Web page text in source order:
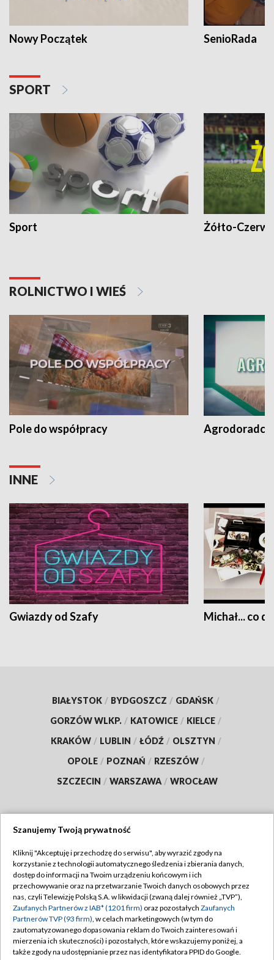
Nowy Początek SenioRada
SPORT
Sport Żółto-
ROLNICTWO I WIEŚ
Pole do współpracy Agrodoradcy
INNE
Gwiazdy od Szafy Michał... co
BIAŁYSTOK / BYDGOSZCZ / GDAŃSK /
GORZÓW WLKP. / KATOWICE / KIELCE /
KRAKÓW / LUBLIN / ŁÓDŹ / OLSZTYN /
OPOLE / POZNAŃ / RZESZÓW /
SZCZECIN / WARSZAWA / WROCŁAW
TVP
Abonament TVP
Emisja w TVP
Centrum informacji TVP
Naziemna Telewizja Cyfrowa
Regulamin TVP
Polityka prywatności
Moje zgody
Pomoc
Szanujemy Twoją prywatność
Kliknij "Akceptuję i przechodzę do serwisu", aby wyrazić zgody na
korzystanie z technologii automatycznego śledzenia i zbierania danych,
dostęp do informacji na Twoim urządzeniu końcowym i ich
przechowywanie oraz na przetwarzanie Twoich danych osobowych przez
nas, czyli Telewizję Polską S.A. w likwidacji (zwaną dalej również „TVP”),
Zaufanych Partnerów z IAB* (1201 firm) oraz pozostałych Zaufanych
Partnerów TVP (93 firm), w celach marketingowych (w tym do
zautomatyzowanego dopasowania reklam do Twoich zainteresowań i
mierzenia ich skuteczności) i pozostałych, które wskazujemy poniżej, a
także zgody na udostępnianie przez nas identyfikatora PPID do Google.